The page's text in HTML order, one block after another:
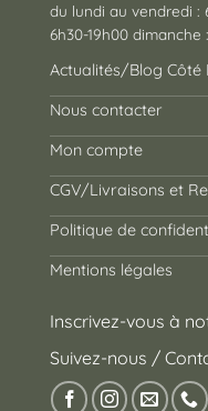
du lundi au vendredi :
6h30-19h00 dimanche
Actualités/Blog Côté
Nous contacter
Mon compte
CGV/Livraisons et
Politique de
Mentions légales
Inscrivez-vous à
Suivez-nous /